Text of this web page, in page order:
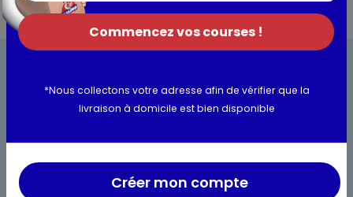
Bienvenue chez Maximo
Nos engagements
Commencez vos courses !
*Nous collectons votre adresse afin de vérifier que la
livraison à domicile est bien disponible
Créer mon compte